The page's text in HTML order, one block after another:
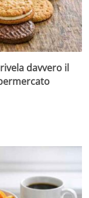
davvero il